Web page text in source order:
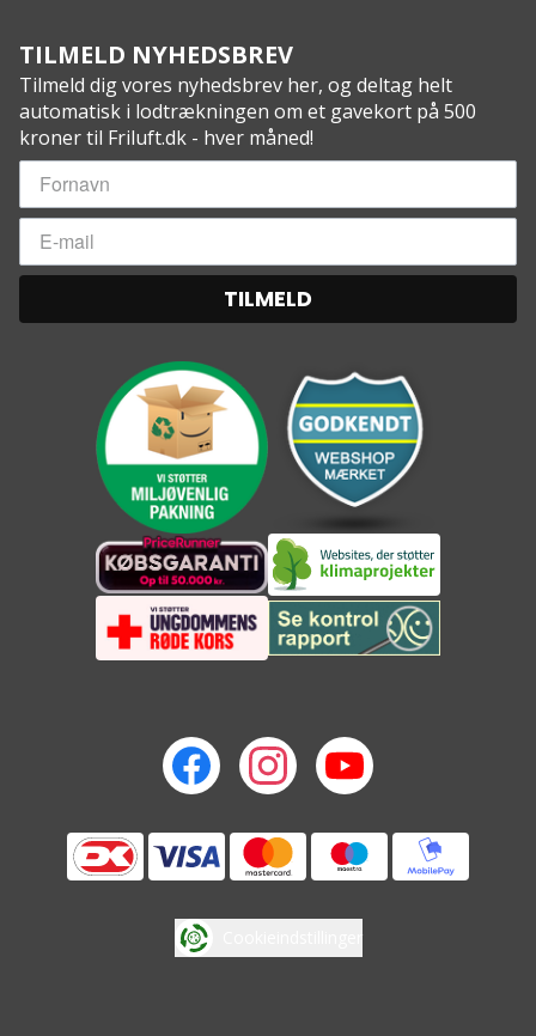
TILMELD NYHEDSBREV
Tilmeld dig vores nyhedsbrev her, og deltag helt
automatisk i lodtrækningen om et gavekort på 500
kroner til Friluft.dk - hver måned!
TILMELD